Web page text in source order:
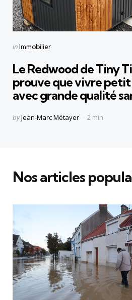
Categories
Posted
inImmobilier
Le Redwood de Tiny
prouve que vivre
avec grande qualité
Posted
byJean-Marc Métayer 2 min
Nos articles